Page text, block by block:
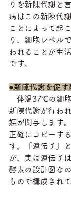
りを新陳代謝と
病はこの新陳代
ことによって起
り、細胞レベル
われることが生
です。
●新陳代謝を促す
体温37℃の細胞
新陳代謝が行わ
媒が関与します
正確にコピーす
す。「遺伝子」
が、実は遺伝子
酵素の設計図な
もので構成され